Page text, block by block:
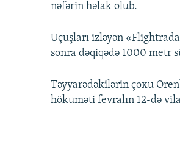
nəfərin həlak olub.
Uçuşları izləyən
sonra dəqiqədə 1000 metr
Təyyarədəkilərin çoxu
hökuməti fevralın 12-də